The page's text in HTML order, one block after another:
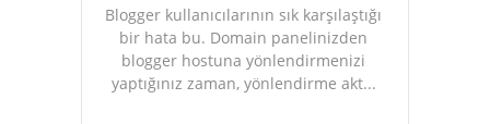
Blogger kullanıcılarının sık karşılaştığı
bir hata bu. Domain panelinizden
blogger hostuna yönlendirmenizi
yaptığınız zaman, yönlendirme akt...